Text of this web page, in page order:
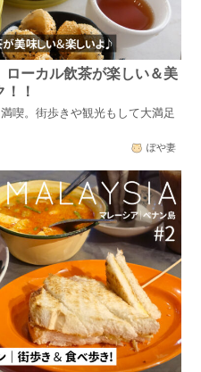
ローカル飲茶が楽しい＆美
！
喫。街歩きや観光もして大満足
ぽや妻